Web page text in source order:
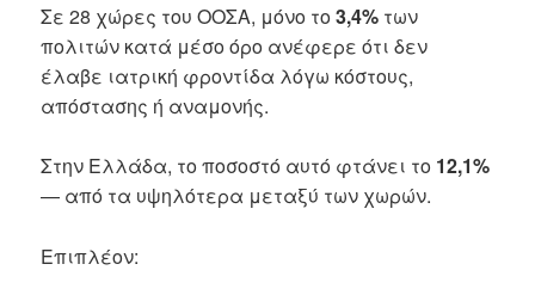
Σε 28 χώρες του ΟΟΣΑ, μόνο το3,4% των
πολιτών κατά μέσο όρο ανέφερε ότι δεν
έλαβε ιατρική φροντίδα λόγω κόστους,
απόστασης ή αναμονής.
Στην Ελλάδα, το ποσοστό αυτό φτάνει το 12,1%
— από τα υψηλότερα μεταξύ των χωρών.
Επιπλέον: